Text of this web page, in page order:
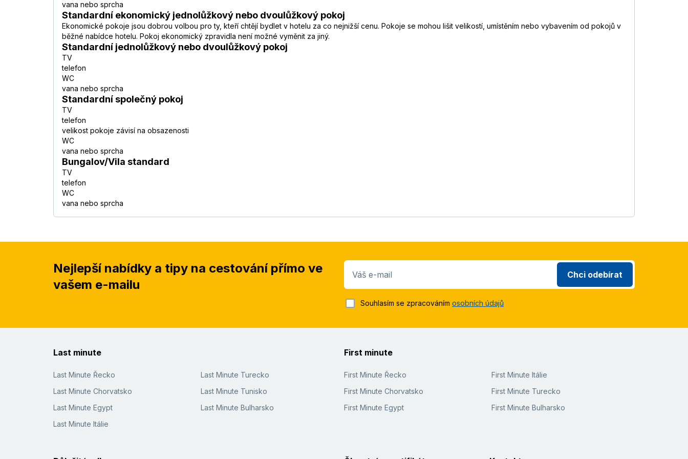
vana nebo sprcha
Standardní ekonomický jednolůžkový nebo dvoulůžkový pokoj
Ekonomické pokoje jsou dobrou volbou pro ty, kteří chtějí bydlet v hotelu za co nejnižší cenu. Pokoje se mohou lišit velikostí, umístěním nebo vybavením od pokojů v
běžné nabídce hotelu. Pokoj ekonomický zpravidla není možné vyměnit za jiný.
Standardní jednolůžkový nebo dvoulůžkový pokoj
TV
telefon
WC
vana nebo sprcha
Standardní společný pokoj
TV
telefon
velikost pokoje závisí na obsazenosti
WC
vana nebo sprcha
Bungalov/Vila standard
TV
telefon
WC
vana nebo sprcha
Nejlepší nabídky a tipy na cestování přímo ve
vašem e-mailu
Váš e-mail Chci odebírat
Souhlasím se zpracováním osobních údajů
Last minute
Last Minute Řecko
Last Minute Chorvatsko
Last Minute Egypt
Last Minute Itálie
Last Minute Turecko
Last Minute Tunisko
Last Minute Bulharsko
First minute
First Minute Řecko
First Minute Chorvatsko
First Minute Egypt
First Minute Itálie
First Minute Turecko
First Minute Bulharsko